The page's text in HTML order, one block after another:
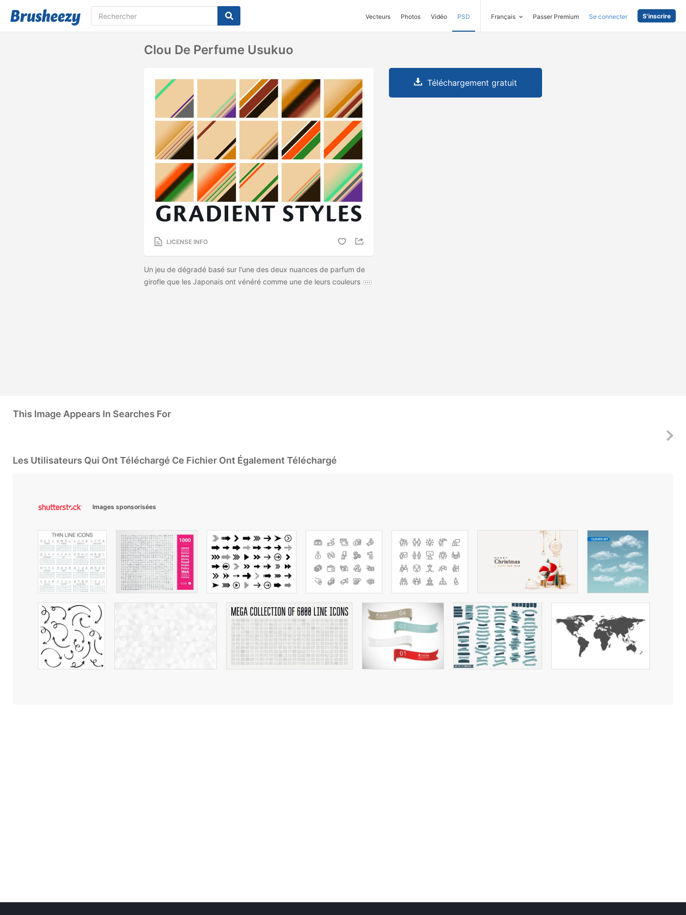
Vecteurs Photos Vidéo PSD Français Passer Premium Se connecter S'inscrire
Clou De Perfume Usukuo
LICENSE INFO
Un jeu de dégradé basé sur l'une des deux nuances de parfum de
girofle que les Japonais ont vénéré comme une de leurs couleurs
Téléchargement gratuit
This Image Appears In Searches For
Les Utilisateurs Qui Ont Téléchargé Ce Fichier Ont Également Téléchargé
Images sponsorisées